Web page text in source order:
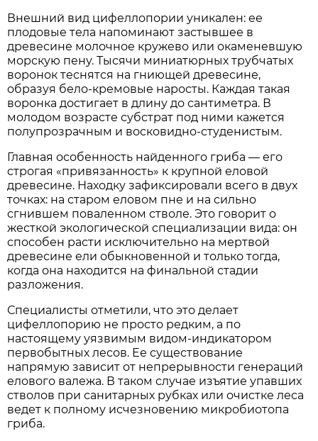
Внешний вид цифеллопории уникален: ее
плодовые тела напоминают застывшее в
древесине молочное кружево или окаменевшую
морскую пену. Тысячи миниатюрных трубчатых
воронок теснятся на гниющей древесине,
образуя бело-кремовые наросты. Каждая такая
воронка достигает в длину до сантиметра. В
молодом возрасте субстрат под ними кажется
полупрозрачным и восковидно-студенистым.
Главная особенность найденного гриба — его
строгая «привязанность» к крупной еловой
древесине. Находку зафиксировали всего в двух
точках: на старом еловом пне и на сильно
сгнившем поваленном стволе. Это говорит о
жесткой экологической специализации вида: он
способен расти исключительно на мертвой
древесине ели обыкновенной и только тогда,
когда она находится на финальной стадии
разложения.
Специалисты отметили, что это делает
цифеллопорию не просто редким, а по
настоящему уязвимым видом-индикатором
первобытных лесов. Ее существование
напрямую зависит от непрерывности генераций
елового валежа. В таком случае изъятие упавших
стволов при санитарных рубках или очистке леса
ведет к полному исчезновению микробиотопа
гриба.